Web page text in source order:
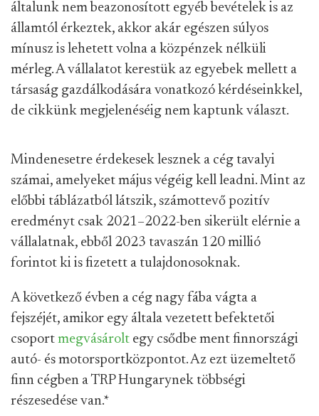
általunk nem beazonosított egyéb bevételek is az
államtól érkeztek, akkor akár egészen súlyos
mínusz is lehetett volna a közpénzek nélküli
mérleg. A vállalatot kerestük az egyebek mellett a
társaság gazdálkodására vonatkozó kérdéseinkkel,
de cikkünk megjelenéséig nem kaptunk választ.
Mindenesetre érdekesek lesznek a cég tavalyi
számai, amelyeket május végéig kell leadni. Mint az
előbbi táblázatból látszik, számottevő pozitív
eredményt csak 2021–2022-ben sikerült elérnie a
vállalatnak, ebből 2023 tavaszán 120 millió
forintot ki is fizetett a tulajdonosoknak.
A következő évben a cég nagy fába vágta a
fejszéjét, amikor egy általa vezetett befektetői
csoport megvásárolt egy csődbe ment finnországi
autó- és motorsportközpontot. Az ezt üzemeltető
finn cégben a TRP Hungarynek többségi
részesedése van.*